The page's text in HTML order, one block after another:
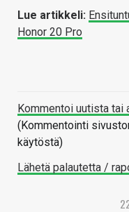
Lue artikkeli:
Honor 20 Pro
Kommentoi uutista tai
(Kommentointi
käytöstä)
Lähetä palautetta /